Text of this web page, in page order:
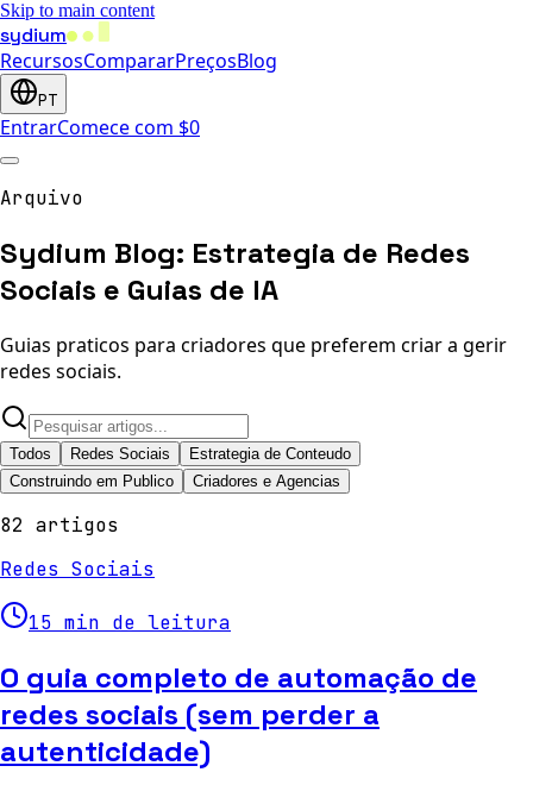
Skip to main content
sydium
RecursosCompararPreçosBlog
PT
EntrarComece com $0
Arquivo
Sydium Blog: Estrategia de Redes
Sociais e Guias de IA
Guias praticos para criadores que preferem criar a gerir
redes sociais.
Todos Redes Sociais
Estrategia de Conteudo
Construindo em Publico
Criadores e Agencias
82 artigos
Redes Sociais
15 min de leitura
O guia completo de automação de
redes sociais (sem perder a
autenticidade)